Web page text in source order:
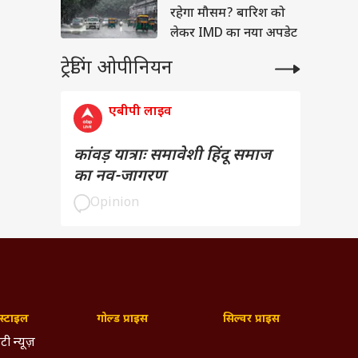
रहेगा मौसम? बारिश को
लेकर IMD का नया अपडेट
ट्रेडिंग ओपीनियन
एबीपी लाइव
कांवड़ यात्राः समावेशी हिंदू समाज
का नव-जागरण
Opinion
न्यूज़
गोल्ड प्राइस सिल्वर प्राइस